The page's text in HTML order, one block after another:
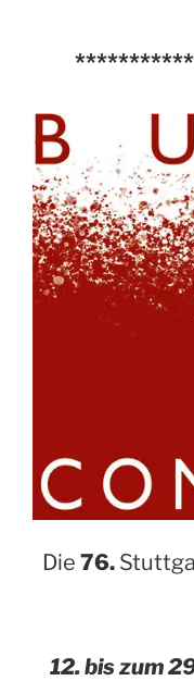
Die 76.
12. bis zum